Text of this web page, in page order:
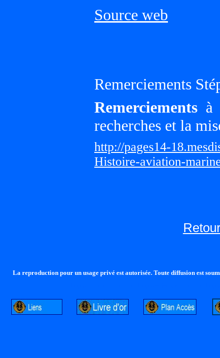
Source web
Remerciements
Remerciements à
recherches et la
http://pages14-
Histoire-aviation-
La reproduction pour un usage privé est autorisée. Toute diffusion est